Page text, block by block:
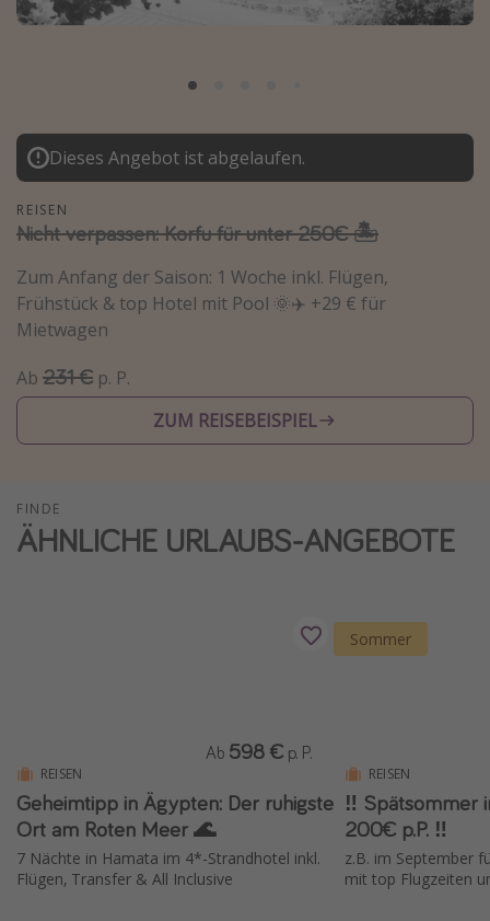
Normandie Urlaub
Kefalonia Urlaub
Krabi Urlaub
Tulum Urlaub
Sri Lanka Rundreise
Japan Rundreise
Reisethemen
Alle Reisethemen
Disneyland Paris
Wochenendtrip
Singlereisen
Weitere Themen
Reise Journal
Familienurlaub in der Türkei
Dieses Angebot ist abgelaufen.
REISEN
Nicht verpassen: Korfu für unter 250€ 🏝️
Zum Anfang der Saison: 1 Woche inkl. Flügen,
Frühstück & top Hotel mit Pool 🌞✈️ +29 € für
Mietwagen
Ab 231 € p. P.
ZUM REISEBEISPIEL
FINDE
ÄHNLICHE URLAUBS-ANGEBOTE
REISEN
Geheimtipp in Ägypten: Der ruhigste
Ort am Roten Meer 🌊
7 Nächte in Hamata im 4*-Strandhotel inkl.
Flügen, Transfer & All Inclusive
Ab 598 € p. P.
Sommer
REISEN
‼️ Spätsommer
200€ p.P. ‼️
z.B. im September
mit top Flugzeiten